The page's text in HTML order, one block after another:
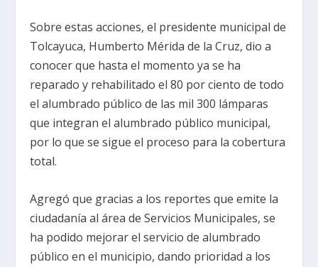
Sobre estas acciones, el presidente municipal de
Tolcayuca, Humberto Mérida de la Cruz, dio a
conocer que hasta el momento ya se ha
reparado y rehabilitado el 80 por ciento de todo
el alumbrado público de las mil 300 lámparas
que integran el alumbrado público municipal,
por lo que se sigue el proceso para la cobertura
total.
Agregó que gracias a los reportes que emite la
ciudadanía al área de Servicios Municipales, se
ha podido mejorar el servicio de alumbrado
público en el municipio, dando prioridad a los